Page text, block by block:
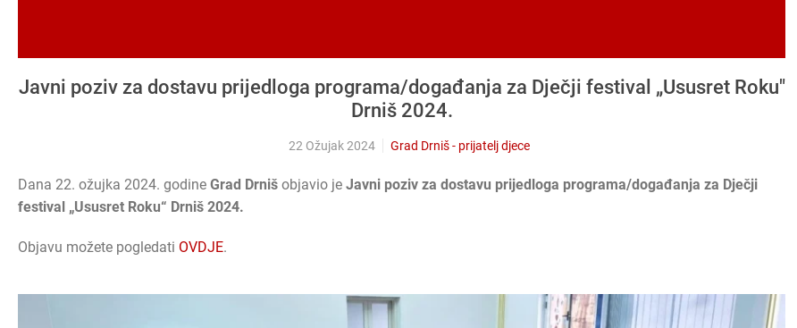
Javni poziv za dostavu prijedloga programa/događanja za Dječji festival „Ususret Roku"
Drniš 2024.
22 Ožujak 2024 Grad Drniš - prijatelj djece
Dana 22. ožujka 2024. godine Grad Drniš objavio je Javni poziv za dostavu prijedloga programa/događanja za Dječji
festival „Ususret Roku“ Drniš 2024.
Objavu možete pogledati OVDJE.